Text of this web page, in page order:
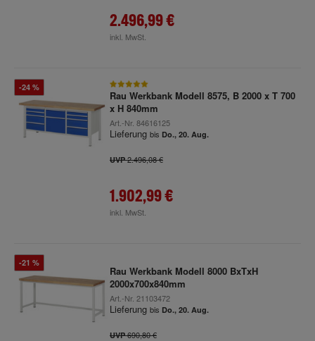
2.496,99 €
inkl. MwSt.
-24 %
Rau Werkbank Modell 8575, B 2000 x T 700
x H 840mm
Art.-Nr. 84616125
Lieferung bis Do., 20. Aug.
UVP2.496,08 €
1.902,99 €
inkl. MwSt.
-21 %
Rau Werkbank Modell 8000 BxTxH
2000x700x840mm
Art.-Nr. 21103472
Lieferung bis Do., 20. Aug.
UVP690,80 €